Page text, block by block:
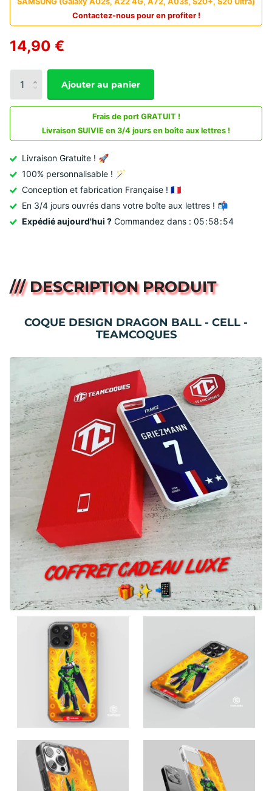
Contactez-nous pour en profiter !
14,90 €
Ajouter au panier
Frais de port GRATUIT !
Livraison SUIVIE en 3/4 jours en boîte aux lettres !
Livraison Gratuite ! 🚀
100% personnalisable ! 🪄
Conception et fabrication Française ! 🇫🇷
En 3/4 jours ouvrés dans votre boîte aux lettres ! 📬
Expédié aujourd'hui ? Commandez dans : 05 58 52
/// DESCRIPTION PRODUIT
COQUE DESIGN DRAGON BALL - CELL -
TEAMCOQUES